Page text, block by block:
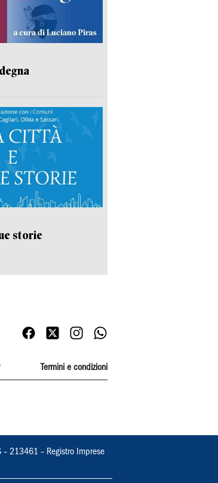
storie
Termini e condizioni
– 213461 – Registro Imprese